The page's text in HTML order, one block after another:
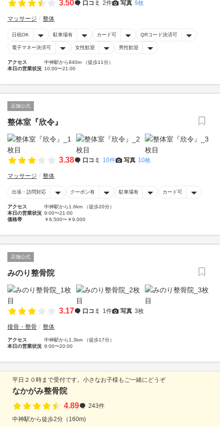
3.50 口コミ 2件 写真 9枚
マッサージ 整体
日祝OK 駐車場有 カード可 QRコード決済可
電子マネー決済可 女性歓迎 男性歓迎
アクセス
中神駅から840m （徒歩11分）
本日の営業状況 10:00〜21:00
店舗公式
整体室『欣令』
3.38 口コミ 10件 写真 10枚
マッサージ 整体
出張・訪問対応 クーポン有 駐車場有 カード可
アクセス
中神駅から1.6km （徒歩20分）
本日の営業状況 9:00〜21:00
価格帯
￥6,500〜￥9,000
店舗公式
みのり整骨院
3.17 口コミ 1件 写真 3枚
接骨・整骨 整体
アクセス
中神駅から1.3km （徒歩17分）
本日の営業状況 9:00〜20:00
平日２０時まで受付です。小さなお子様もご一緒にどうぞ
なかがみ整骨院
4.89
243件
中神駅から徒歩2分（160m)